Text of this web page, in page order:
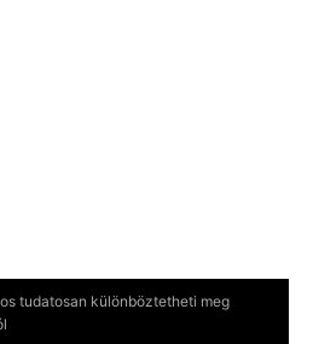
tudatosan különböztetheti meg